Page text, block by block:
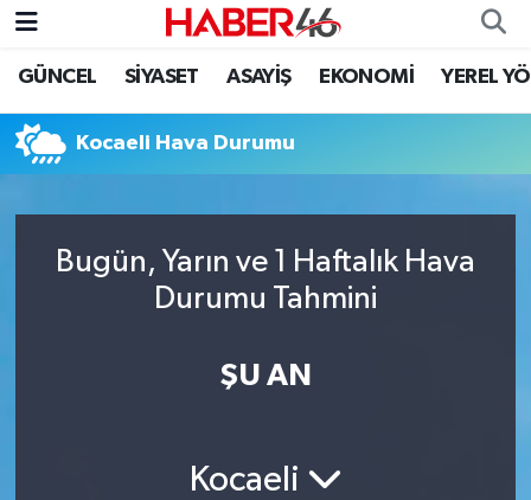
GÜNCEL SİYASET ASAYİŞ EKONOMİ YEREL
Kocaeli Hava Durumu
Bugün, Yarın ve 1 Haftalık Hava
Durumu Tahmini
ŞU AN
Kocaeli
GÜNCEL
SİYASET
EKONOMİ
SPOR
Nöbetçi Eczaneler
Hava Durumu
Kahramanmaraş Namaz Vakitleri
Trafik Durumu